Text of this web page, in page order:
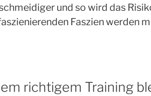
und so wird das
Faszien werden
richtigem Training